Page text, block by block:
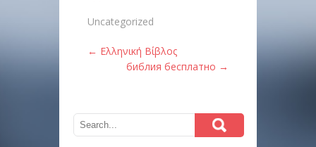
Uncategorized
Post
← Ελληνική Βίβλος
библия бесплатно →